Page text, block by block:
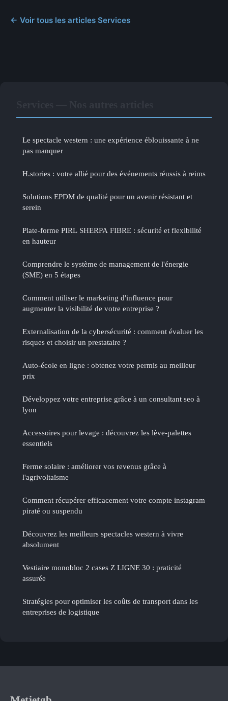
← Voir tous les articles Services
Le spectacle western : une expérience éblouissante à ne
pas manquer
H.stories : votre allié pour des événements réussis à reims
Solutions EPDM de qualité pour un avenir résistant et
serein
Plate-forme PIRL SHERPA FIBRE : sécurité et flexibilité
en hauteur
Comprendre le système de management de l'énergie
(SME) en 5 étapes
Comment utiliser le marketing d'influence pour
augmenter la visibilité de votre entreprise ?
Externalisation de la cybersécurité : comment évaluer les
risques et choisir un prestataire ?
Auto-école en ligne : obtenez votre permis au meilleur
prix
Développez votre entreprise grâce à un consultant seo à
lyon
Accessoires pour levage : découvrez les lève-palettes
essentiels
Ferme solaire : améliorer vos revenus grâce à
l'agrivoltaïsme
Comment récupérer efficacement votre compte instagram
piraté ou suspendu
Découvrez les meilleurs spectacles western à vivre
absolument
Vestiaire monobloc 2 cases Z LIGNE 30 : praticité
assurée
Stratégies pour optimiser les coûts de transport dans les
entreprises de logistique